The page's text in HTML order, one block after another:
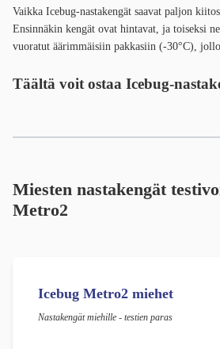
Vaikka Icebug-nastakengät saavat paljon
Ensinnäkin kengät ovat hintavat, ja toiseksi
vuoratut äärimmäisiin pakkasiin (-30°C),
Täältä voit ostaa Icebug-
Miesten nastakengät
Metro2
Icebug Metro2 miehet
Nastakengät miehille - testien paras